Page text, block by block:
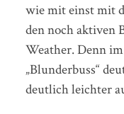
wie mit einst mit
den noch aktiven
Weather. Denn
„Blunderbuss“
deutlich leichter